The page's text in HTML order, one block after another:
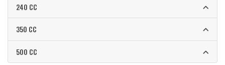
240 CC
350 CC
500 CC